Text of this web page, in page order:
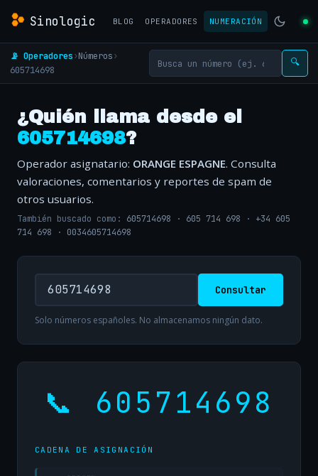
Sinologic BLOG OPERADORES NUMERACIÓN
📡 Operadores›Números›
605714698
🔍
¿Quién llama desde el
605714698?
Operador asignatario: ORANGE ESPAGNE. Consulta
valoraciones, comentarios y reportes de spam de
otros usuarios.
También buscado como: 605714698 · 605 714 698 · +34 605
714 698 · 0034605714698
Consultar
Solo números españoles. No almacenamos ningún dato.
📞 605714698
CADENA DE ASIGNACIÓN